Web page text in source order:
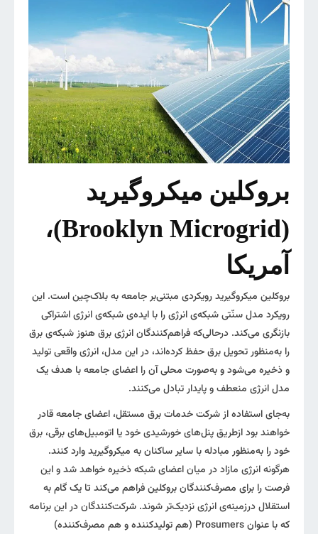
بروکلین میکروگیرید
(Brooklyn Microgrid)،
آمریکا
بروکلین میکروگیرید رویکردی مبتنی‌بر جامعه به بلاک‌چین است. این
رویکرد مدل سنّتی شبکه‌ی انرژی را با ایده‌ی شبکه‌ی انرژی اشتراکی
بازنگری می‌کند. درحالی‌که فراهم‌کنندگان انرژی برق هنوز شبکه‌‎ی برق
را به‌منظور تحویل برق حفظ کرده‌‎اند، در این مدل، انرژی واقعی تولید
و ذخیره می‌شود و به‌صورت محلی آن را اعضای جامعه با هدف یک
مدل انرژی منعطف و پایدار تبادل می‌کنند.
به‌جای استفاده از شرکت خدمات برق مستقل، اعضای جامعه قادر
خواهند بود ازطریق پنل‌های خورشیدی خود یا اتومبیل‌های برقی، برق
خود را به‌منظور مبادله با سایر ساکنان به میکروگیرید وارد کنند.
هرگونه انرژی مازاد در میان اعضای شبکه ذخیره خواهد شد و این
فرصت را برای مصرف‌کنندگان بروکلین فراهم می‌کند تا یک گام به
استقلال درزمینه‌ی انرژی نزدیک‌تر شوند. شرکت‌کنندگان در این برنامه
که با عنوان Prosumers (هم تولیدکننده و هم مصرف‌کننده)